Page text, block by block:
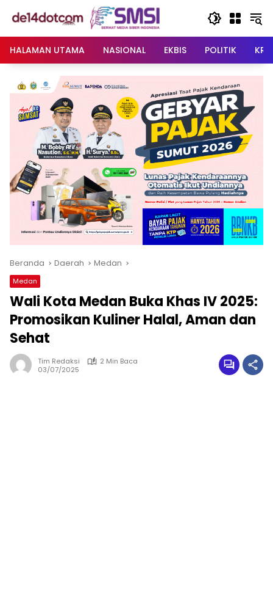
HALAMAN UTAMA
NASIONAL EKBIS POLITIK
Beranda Daerah Medan
Medan
Wali Kota Medan Buka Khas IV 2025:
Promosikan Kuliner Halal, Aman dan
Sehat
Tim Redaksi
2 Min Baca
03/07/2025